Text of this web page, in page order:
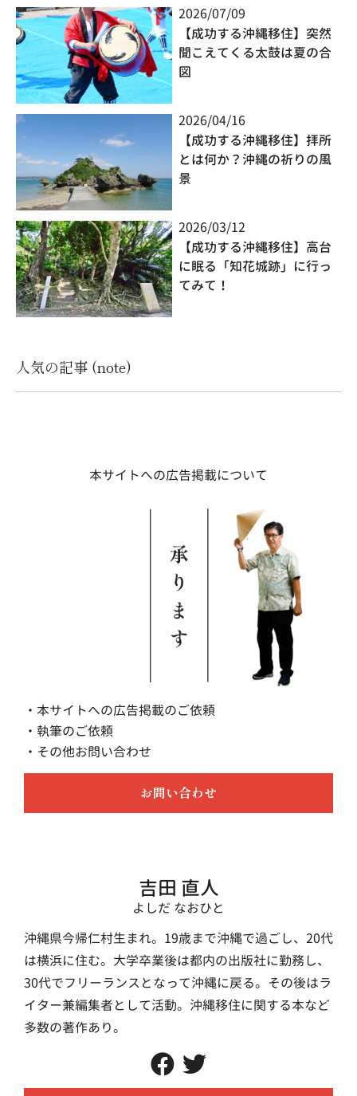
2026/07/09
【成功する沖縄移住】突然
聞こえてくる太鼓は夏の合
図
2026/04/16
【成功する沖縄移住】拝所
とは何か？沖縄の祈りの風
景
2026/03/12
【成功する沖縄移住】高台
に眠る「知花城跡」に行っ
てみて！
人気の記事 (note)
本サイトへの広告掲載について
・本サイトへの広告掲載のご依頼
・執筆のご依頼
・その他お問い合わせ
お問い合わせ
吉田 直人
よしだ なおひと
沖縄県今帰仁村生まれ。19歳まで沖縄で過ごし、20代
は横浜に住む。大学卒業後は都内の出版社に勤務し、
30代でフリーランスとなって沖縄に戻る。その後はラ
イター兼編集者として活動。沖縄移住に関する本など
多数の著作あり。